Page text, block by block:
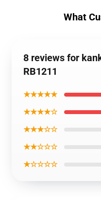
What
8 reviews for
RB1211
★★★★★
★★★★☆
★★★☆☆
★★☆☆☆
★☆☆☆☆